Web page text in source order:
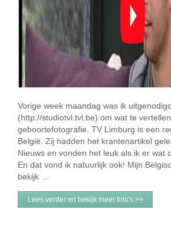
Vorige week maandag was ik
(http://studiotvl.tvl.be) om wat te
geboortefotografie. TV Limburg is een
België. Zij hadden het krantenartikel
Nieuws en vonden het leuk als ik er wat
En dat vond ik natuurlijk ook! Mijn
bekijk …
Lees verder en bekijk meer foto's >>